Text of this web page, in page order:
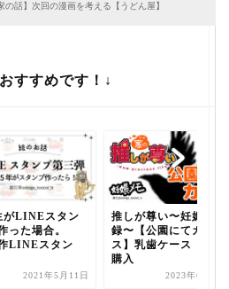
の話】次回の漫画を考える【うどん屋】
すすめです！↓
がLINEスタン
った場合。
作LINEスタン
2021年5月11日
推しが尊い〜妊娠記
録〜【公園にてカラ
ス】乳歯ケース（?）
購入
2023年6月9日